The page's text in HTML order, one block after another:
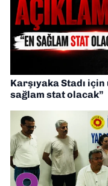
Karşıyaka Stadı
sağlam stat olacak”